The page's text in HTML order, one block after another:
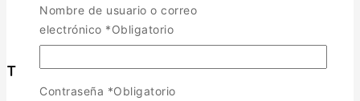
Política de Privacidad
Términos y Condiciones
Tienda
Nombre de usuario o correo
electrónico *Obligatorio
Contraseña *Obligatorio